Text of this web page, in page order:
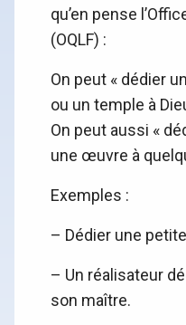
qu’en pense
(OQLF) :
On peut « dédier
ou un temple à
On peut aussi «
une œuvre à
Exemples :
– Dédier une
– Un réalisateur
son maître.